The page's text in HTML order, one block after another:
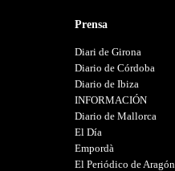
Prensa
Diari de Girona
Diario de Córdoba
Diario de Ibiza
INFORMACIÓN
Diario de Mallorca
El Día
Empordà
El Periódico de Aragón